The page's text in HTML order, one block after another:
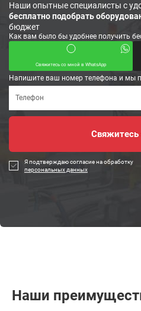
Наши опытные специалисты с
бесплатно подобрать
бюджет
Как вам было бы удобнее получить
Свяжитесь со мной в WhatsApp
Напишите ваш номер телефона и мы
Я подтверждаю согласие на обработку
персональных данных
Наши